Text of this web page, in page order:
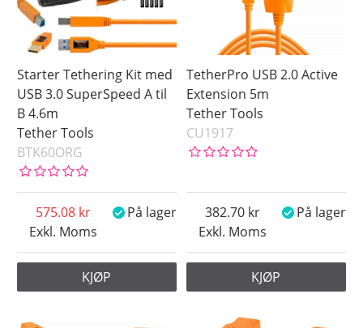
Pris
På lager
Snart på lager
Ikke på lager
Starter Tethering Kit med
USB 3.0 SuperSpeed A til
B 4.6m
Tether Tools
BTK60ORG
Exkl. Moms
575.08 På lager
KJØP
TetherPro USB 2.0 Active
Extension 5m
Tether Tools
CU1917
Exkl. Moms
382.70 På lager
KJØP